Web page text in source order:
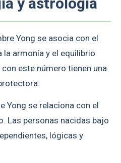
Yong se asocia con el
la armonía y el equilibrio
este número tienen una
Yong se relaciona con el
Las personas nacidas bajo
lógicas y